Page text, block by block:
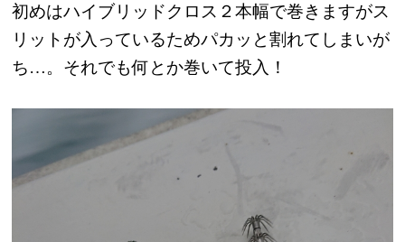
初めはハイブリッドクロス２本幅で巻きますがス
リットが入っているためパカッと割れてしまいが
ち…。それでも何とか巻いて投入！